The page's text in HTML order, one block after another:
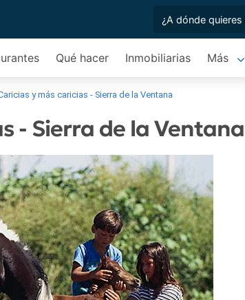
Qué hacer Inmobiliarias Más
y más caricias - Sierra de la Ventana
- Sierra de la Ventana